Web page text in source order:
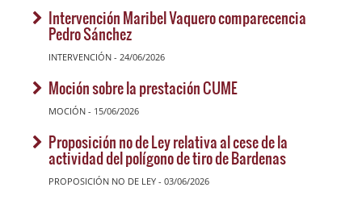
Intervención Maribel Vaquero comparecencia
Pedro Sánchez
INTERVENCIÓN - 24/06/2026
Moción sobre la prestación CUME
MOCIÓN - 15/06/2026
Proposición no de Ley relativa al cese de la
actividad del polígono de tiro de Bardenas
PROPOSICIÓN NO DE LEY - 03/06/2026